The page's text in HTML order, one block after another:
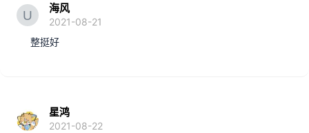
海风
2021-08-21
整挺好
星鸿
2021-08-22